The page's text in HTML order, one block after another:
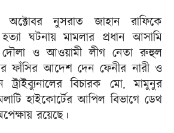
নুসরাত জাহান রাফিকে
হত্যা ঘটনায় মামলার প্রধান আসামি
দৌলা ও আওয়ামী লীগ নেতা রুহুল
আদেশ দেন ফেনীর নারী ও
ট্রাইব্যুনালের বিচারক মো. মামুনুর
হাইকোর্টের আপিল বিভাগে ডেথ
রয়েছে।